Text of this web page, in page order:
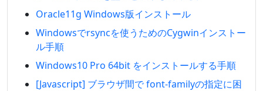
Oracle11g Windows版インストール
Windowsでrsyncを使うためのCygwinインストー
ル手順
Windows10 Pro 64bit をインストールする手順
[Javascript] ブラウザ間で font-familyの指定に困